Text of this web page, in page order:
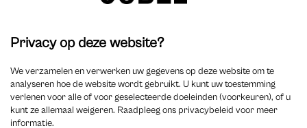
Auteurs
Overzicht auteurs
Auteur worden?